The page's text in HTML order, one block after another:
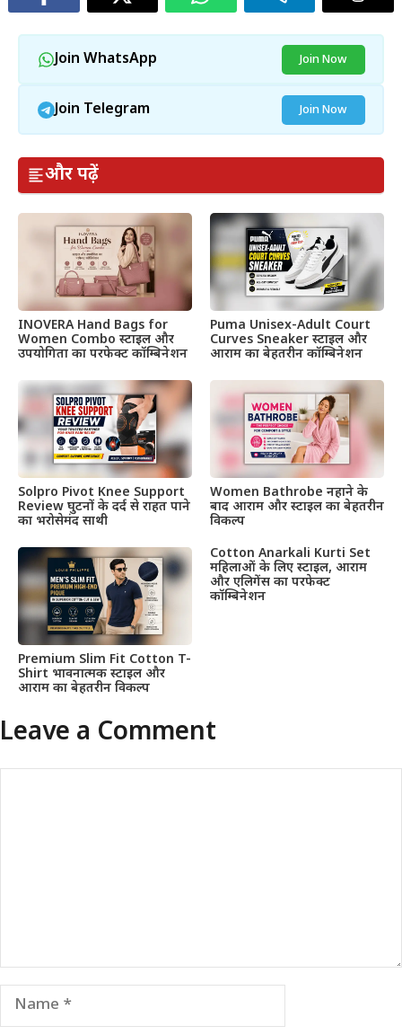
Join WhatsApp Join Now
Join Telegram Join Now
और पढ़ें
INOVERA Hand Bags for
Women Combo स्टाइल और
उपयोगिता का परफेक्ट कॉम्बिनेशन
Puma Unisex-Adult Court
Curves Sneaker स्टाइल और
आराम का बेहतरीन कॉम्बिनेशन
Solpro Pivot Knee Support
Review घुटनों के दर्द से राहत पाने
का भरोसेमंद साथी
Women Bathrobe नहाने के
बाद आराम और स्टाइल का बेहतरीन
विकल्प
Premium Slim Fit Cotton T-
Shirt भावनात्मक स्टाइल और
आराम का बेहतरीन विकल्प
Cotton Anarkali Kurti Set
महिलाओं के लिए स्टाइल, आराम
और एलिगेंस का परफेक्ट
कॉम्बिनेशन
Leave a Comment
Name